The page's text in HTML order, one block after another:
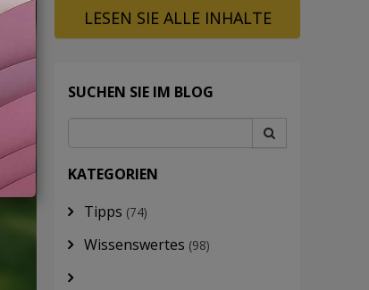
LESEN SIE ALLE INHALTE
SUCHEN SIE IM BLOG
KATEGORIEN
Tipps (74)
Wissenswertes (98)